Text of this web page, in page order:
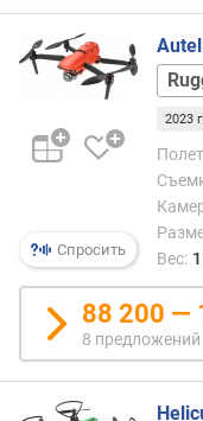
а
п
и
к
е
л
М
П
)
с
ъ
е
Спросить
2023
Вес:
88 200 —
8 предложений